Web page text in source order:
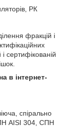
РК
фракцій і
сертифікованій
в інтернет-
спірально
AISI 304, СПН